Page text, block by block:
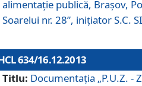
alimentaţie publică, Braşov,
Soarelui nr. 28”, iniţiator S.C.
634/16.12.2013
Titlu: Documentaţia „P.U.Z. -